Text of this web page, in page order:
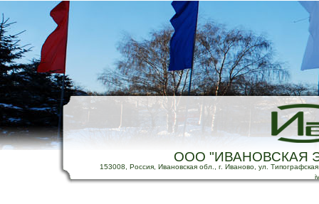
ООО "ИВАНОВСКАЯ
153008, Россия, Ивановская обл., г. Иваново, ул.